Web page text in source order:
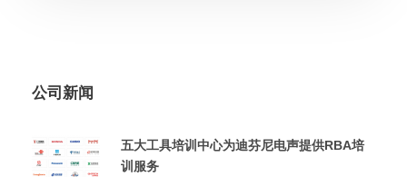
公司新闻
五大工具培训中心为迪芬尼电声提供RBA培
训服务